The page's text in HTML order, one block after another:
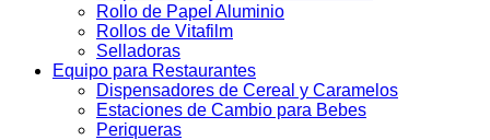
Rollo de Papel Aluminio
Rollos de Vitafilm
Selladoras
Equipo para Restaurantes
Dispensadores de Cereal y Caramelos
Estaciones de Cambio para Bebes
Periqueras